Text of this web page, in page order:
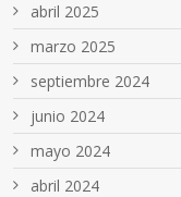
abril 2025
marzo 2025
septiembre 2024
junio 2024
mayo 2024
abril 2024